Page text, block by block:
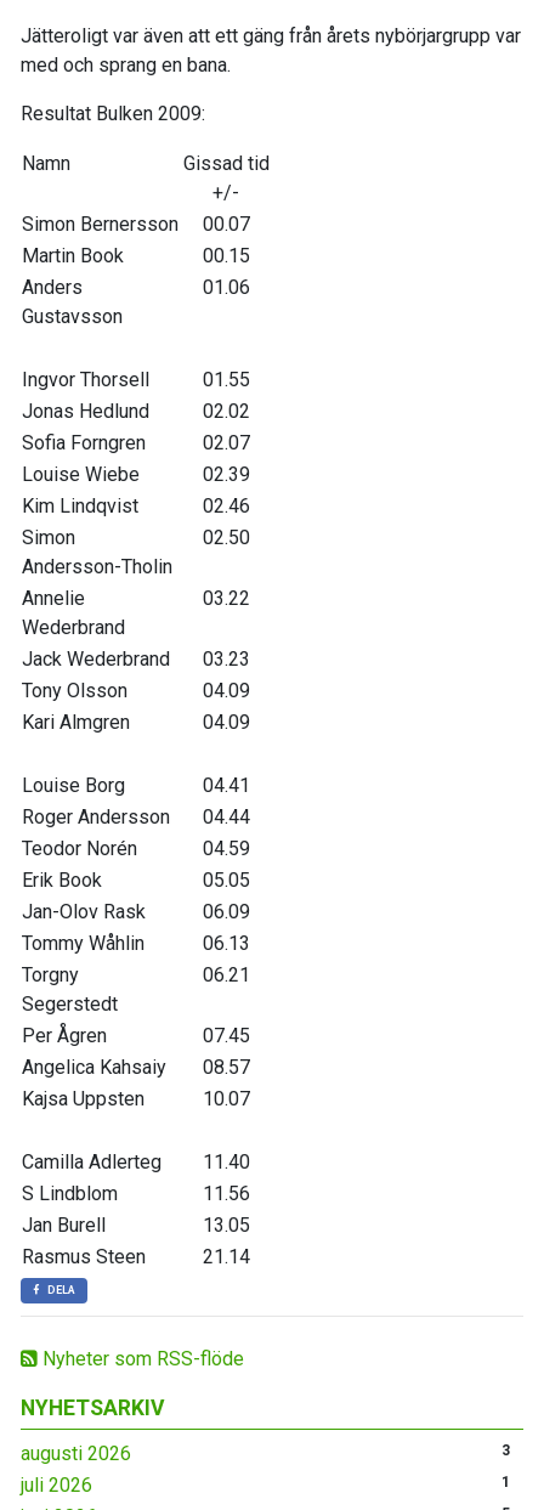
Nyheter som RSS-flöde
NYHETSARKIV
augusti 2026 3
juli 2026 1
Jätteroligt var även att ett gäng från årets nybörjargrupp var
med och sprang en bana.
Resultat Bulken 2009:
Namn
Gissad tid
+/-
Simon Bernersson
00.07
Martin Book
00.15
Anders
Gustavsson
01.06
Ingvor Thorsell
01.55
Jonas Hedlund
02.02
Sofia Forngren
02.07
Louise Wiebe
02.39
Kim Lindqvist
02.46
Simon
Andersson-Tholin
02.50
Annelie
Wederbrand
03.22
Jack Wederbrand
03.23
Tony Olsson
04.09
Kari Almgren
04.09
Louise Borg
04.41
Roger Andersson
04.44
Teodor Norén
04.59
Erik Book
05.05
Jan-Olov Rask
06.09
Tommy Wåhlin
06.13
Torgny
Segerstedt
06.21
Per Ågren
07.45
Angelica Kahsaiy
08.57
Kajsa Uppsten
10.07
Camilla Adlerteg
11.40
S Lindblom
11.56
Jan Burell
13.05
Rasmus Steen
21.14
DELA